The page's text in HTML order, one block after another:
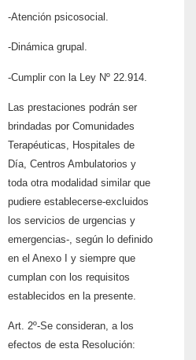
-Atención psicosocial.
-Dinámica grupal.
-Cumplir con la Ley Nº 22.914.
Las prestaciones podrán ser
brindadas por Comunidades
Terapéuticas, Hospitales de
Día, Centros Ambulatorios y
toda otra modalidad similar que
pudiere establecerse-excluidos
los servicios de urgencias y
emergencias-, según lo definido
en el Anexo I y siempre que
cumplan con los requisitos
establecidos en la presente.
Art. 2º-Se consideran, a los
efectos de esta Resolución: